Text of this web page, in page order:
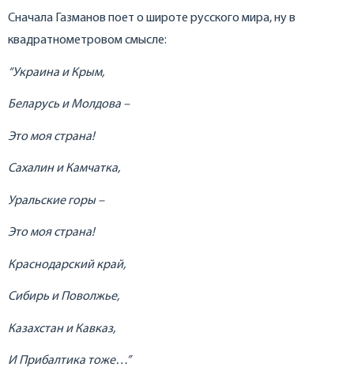
Сначала Газманов поет о широте русского мира, ну в
квадратнометровом смысле:
“Украина и Крым,
Беларусь и Молдова –
Это моя страна!
Сахалин и Камчатка,
Уральские горы –
Это моя страна!
Краснодарский край,
Сибирь и Поволжье,
Казахстан и Кавказ,
И Прибалтика тоже…”